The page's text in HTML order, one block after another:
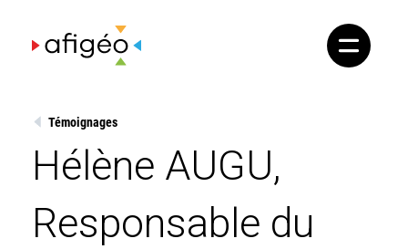
content
Témoignages
Hélène AUGU,
Responsable du